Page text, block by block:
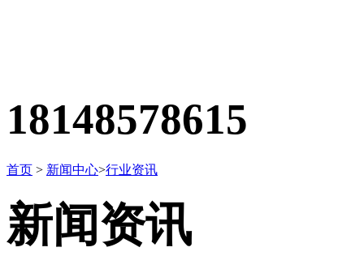
18148578615
首页 > 新闻中心>行业资讯
新闻资讯